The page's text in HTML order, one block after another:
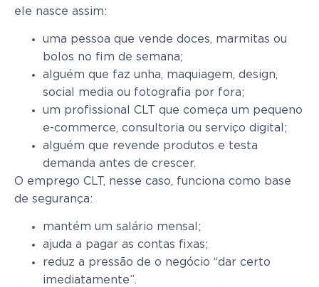
ele nasce assim:
uma pessoa que vende doces, marmitas ou
bolos no fim de semana;
alguém que faz unha, maquiagem, design,
social media ou fotografia por fora;
um profissional CLT que começa um pequeno
e-commerce, consultoria ou serviço digital;
alguém que revende produtos e testa
demanda antes de crescer.
O emprego CLT, nesse caso, funciona como base
de segurança:
mantém um salário mensal;
ajuda a pagar as contas fixas;
reduz a pressão de o negócio “dar certo
imediatamente”.